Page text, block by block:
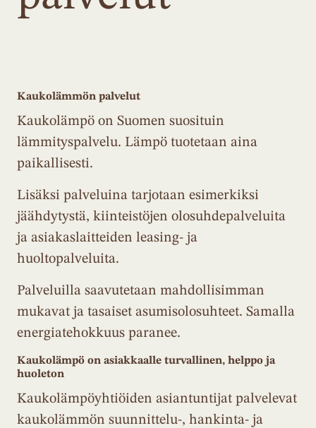
Kaukolämmön palvelut
Kaukolämpö on Suomen suosituin
lämmityspalvelu. Lämpö tuotetaan aina
paikallisesti.
Lisäksi palveluina tarjotaan esimerkiksi
jäähdytystä, kiinteistöjen olosuhdepalveluita
ja asiakaslaitteiden leasing- ja
huoltopalveluita.
Palveluilla saavutetaan mahdollisimman
mukavat ja tasaiset asumisolosuhteet. Samalla
energiatehokkuus paranee.
Kaukolämpö on asiakkaalle turvallinen, helppo ja
huoleton
Kaukolämpöyhtiöiden asiantuntijat palvelevat
kaukolämmön suunnittelu-, hankinta- ja